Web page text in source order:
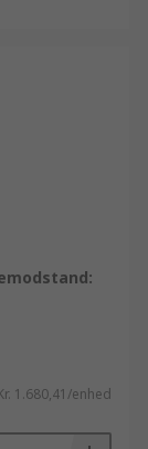
1.680,41/enhed